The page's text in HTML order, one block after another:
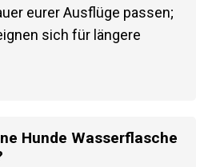
eurer Ausflüge passen;
sich für längere
Hunde Wasserflasche